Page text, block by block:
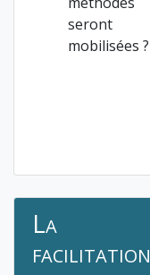
seront
mobilisées ?
La
facilitation